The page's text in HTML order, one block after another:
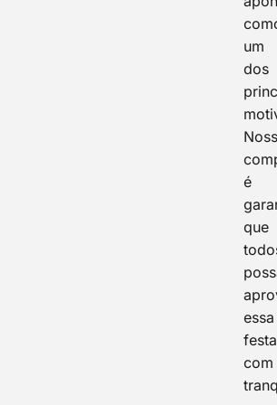
um
dos
é
que
essa
festa
com